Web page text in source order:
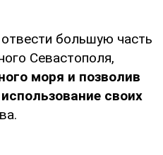
большую часть
Севастополя,
моря и позволив
своих